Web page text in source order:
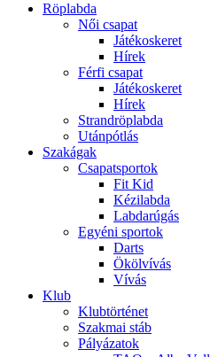
Röplabda
Női csapat
Játékoskeret
Hírek
Férfi csapat
Játékoskeret
Hírek
Strandröplabda
Utánpótlás
Szakágak
Csapatsportok
Fit Kid
Kézilabda
Labdarúgás
Egyéni sportok
Darts
Ökölvívás
Vívás
Klub
Klubtörténet
Szakmai stáb
Pályázatok